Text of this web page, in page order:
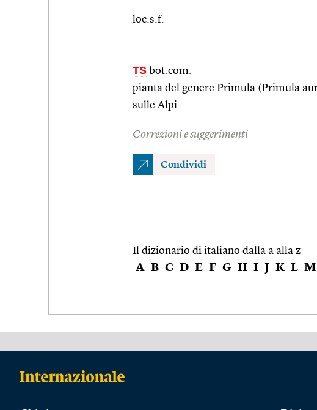
loc.s.f.
TS bot.com.
pianta del genere Primula (Primula
sulle Alpi
Correzioni e suggerimenti
Condividi
Il dizionario di italiano dalla a alla z
A B C D E F G H I J K L M